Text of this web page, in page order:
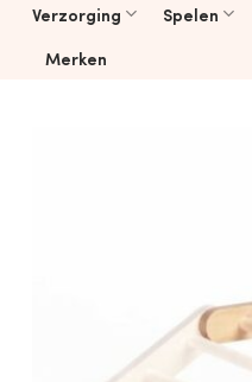
Verzorging Spelen
Merken